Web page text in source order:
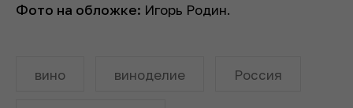
Фото на обложке: Игорь Родин.
вино виноделие Россия